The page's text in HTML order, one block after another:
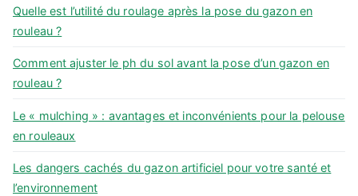
Quelle est l’utilité du roulage après la pose du gazon en
rouleau ?
Comment ajuster le ph du sol avant la pose d’un gazon en
rouleau ?
Le « mulching » : avantages et inconvénients pour la pelouse
en rouleaux
Les dangers cachés du gazon artificiel pour votre santé et
l’environnement